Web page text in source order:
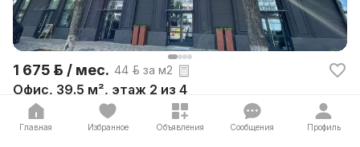
1 675 р. / мес. 44 р. за м2
Офис, 39.5 м², этаж 2 из 4
Долгобродская ул, 16, Минск
Смотрите видео обзор! Твое место для Успеха! Офис
Главная Избранное Объявления Сообщения Профиль